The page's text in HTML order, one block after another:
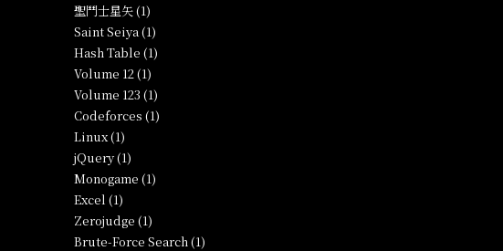
聖鬥士星矢 (1)
Saint Seiya (1)
Hash Table (1)
Volume 12 (1)
Volume 123 (1)
Codeforces (1)
Linux (1)
jQuery (1)
Monogame (1)
Excel (1)
Zerojudge (1)
Brute-Force Search (1)